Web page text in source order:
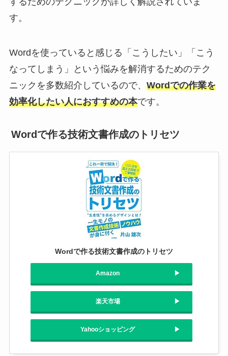
す。
Wordを使っていると感じる「こうしたい」「こう
なってしまう」という悩みを解消するためのテク
ニックを多数紹介しているので、 Wordでの作業を
効率化したい人におすすめの本です。
Wordで作る技術文書作成のトリセツ
Wordで作る技術文書作成のトリセツ
Amazon
楽天市場
Yahooショッピング